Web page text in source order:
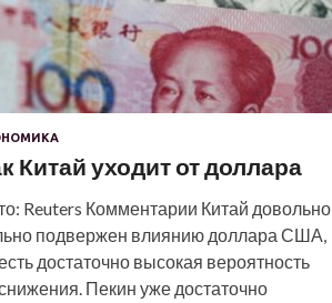
Китай уходит от доллара
Reuters Комментарии Китай довольно
подвержен влиянию доллара США,
достаточно высокая вероятность
Пекин уже достаточно